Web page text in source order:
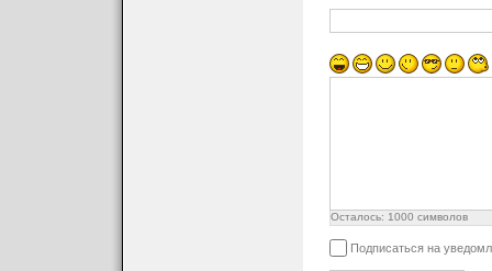
Осталось: 1000 символов
Подписаться на